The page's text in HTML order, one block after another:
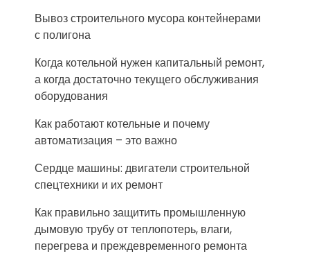
Вывоз строительного мусора контейнерами
с полигона
Когда котельной нужен капитальный ремонт,
а когда достаточно текущего обслуживания
оборудования
Как работают котельные и почему
автоматизация – это важно
Сердце машины: двигатели строительной
спецтехники и их ремонт
Как правильно защитить промышленную
дымовую трубу от теплопотерь, влаги,
перегрева и преждевременного ремонта